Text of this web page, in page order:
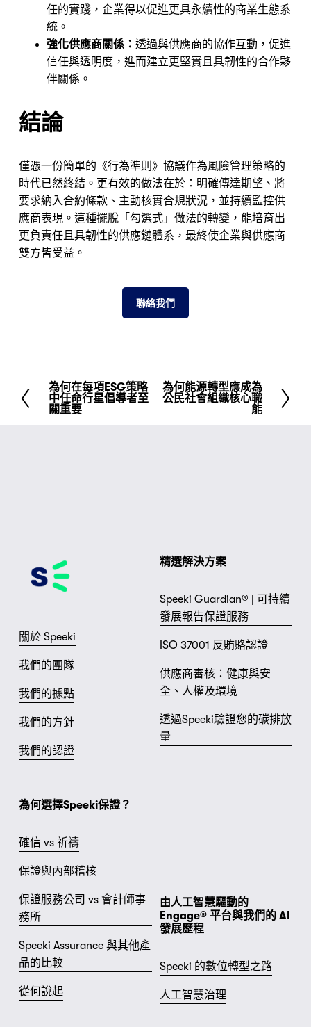
任的實踐，企業得以促進更具永續性的商業生態系
統。
強化供應商關係： 透過與供應商的協作互動，促進
信任與透明度，進而建立更堅實且具韌性的合作夥
伴關係。
結論
僅憑一份簡單的《行為準則》協議作為風險管理策略的
時代已然終結。更有效的做法在於：明確傳達期望、將
要求納入合約條款、主動核實合規狀況，並持續監控供
應商表現。這種擺脫「勾選式」做法的轉變，能培育出
更負責任且具韌性的供應鏈體系，最終使企業與供應商
雙方皆受益。
聯絡我們
先
前
為何在每項ESG策略
中任命行星倡導者至
關重要
下
為何能源轉型應成為
公民社會組織核心職
能
精選解決方案
Speeki Guardian® | 可持續
發展報告保證服務
ISO 37001 反賄賂認證
供應商審核：健康與安
全、人權及環境
透過Speeki驗證您的碳排放
量
關於 Speeki
我們的團隊
我們的據點
我們的方針
我們的認證
為何選擇Speeki保證？
確信 vs 祈禱
保證與內部稽核
保證服務公司 vs 會計師事
務所
Speeki Assurance 與其他產
品的比較
從何說起
由人工智慧驅動的
Engage® 平台與我們的 AI
發展歷程
Speeki 的數位轉型之路
人工智慧治理